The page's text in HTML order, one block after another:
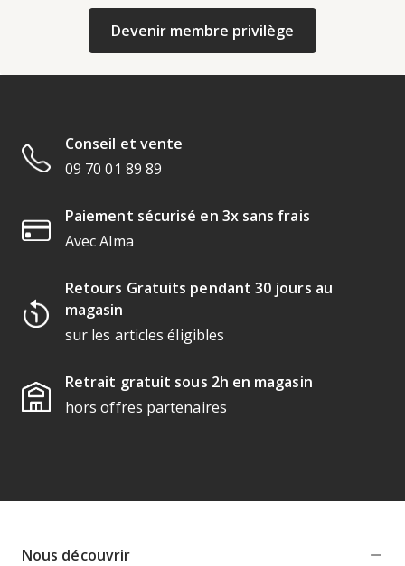
Devenir membre privilège
Conseil et vente
09 70 01 89 89
Paiement sécurisé en 3x sans frais
Avec Alma
Retours Gratuits pendant 30 jours au
magasin
sur les articles éligibles
Retrait gratuit sous 2h en magasin
hors offres partenaires
Nous découvrir